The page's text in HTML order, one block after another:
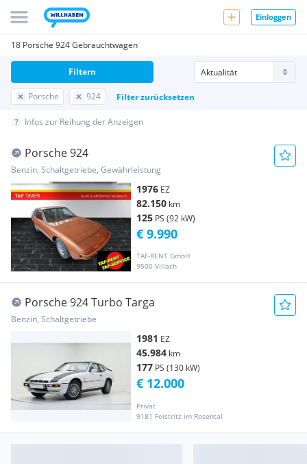
Einloggen
18 Porsche 924 Gebrauchtwagen
Porsche 924 Filter zurücksetzen
Filtern
Infos zur Reihung der Anzeigen
Porsche 924
Benzin, Schaltgetriebe, Gewährleistung
1976 EZ
82.150 km
125 PS (92 kW)
TAF-RENT GmbH
9500 Villach
€ 9.990
Porsche 924 Turbo Targa
Benzin, Schaltgetriebe
1981 EZ
45.984 km
177 PS (130 kW)
Privat
9181 Feistritz im Rosental
€ 12.000